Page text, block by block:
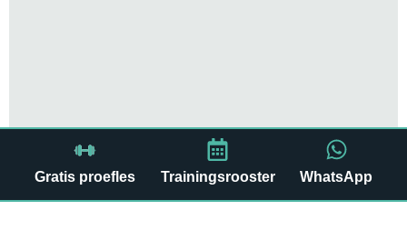
Gratis proefles Trainingsrooster WhatsApp